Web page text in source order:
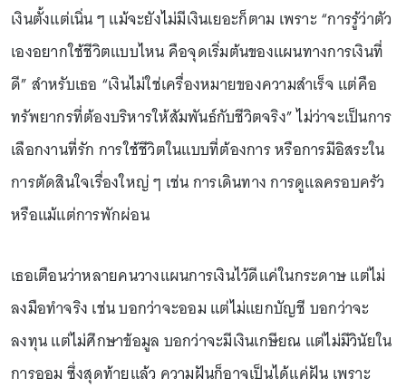
เงินตั้งแต่เนิ่น ๆ แม้จะยังไม่มีเงินเยอะก็ตาม เพราะ “การรู้ว่าตัว
เองอยากใช้ชีวิตแบบไหน คือจุดเริ่มต้นของแผนทางการเงินที่
ดี” สำหรับเธอ “เงินไม่ใช่เครื่องหมายของความสำเร็จ แต่คือ
ทรัพยากรที่ต้องบริหารให้สัมพันธ์กับชีวิตจริง” ไม่ว่าจะเป็นการ
เลือกงานที่รัก การใช้ชีวิตในแบบที่ต้องการ หรือการมีอิสระใน
การตัดสินใจเรื่องใหญ่ ๆ เช่น การเดินทาง การดูแลครอบครัว
หรือแม้แต่การพักผ่อน
เธอเตือนว่าหลายคนวางแผนการเงินไว้ดีแค่ในกระดาษ แต่ไม่
ลงมือทำจริง เช่น บอกว่าจะออม แต่ไม่แยกบัญชี บอกว่าจะ
ลงทุน แต่ไม่ศึกษาข้อมูล บอกว่าจะมีเงินเกษียณ แต่ไม่มีวินัยใน
การออม ซึ่งสุดท้ายแล้ว ความฝันก็อาจเป็นได้แค่ฝัน เพราะ